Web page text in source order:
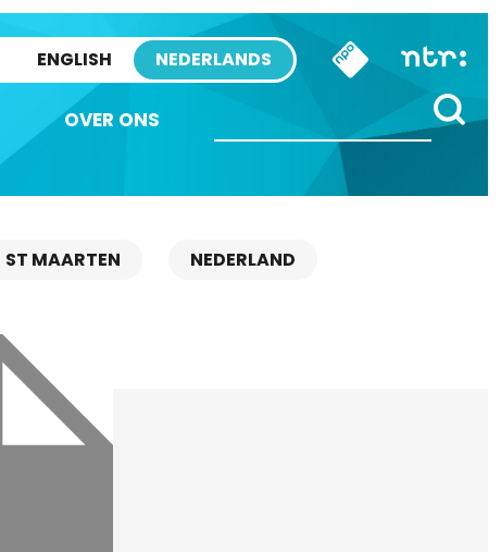
ENGLISH NEDERLANDS
OVER ONS
ST MAARTEN NEDERLAND